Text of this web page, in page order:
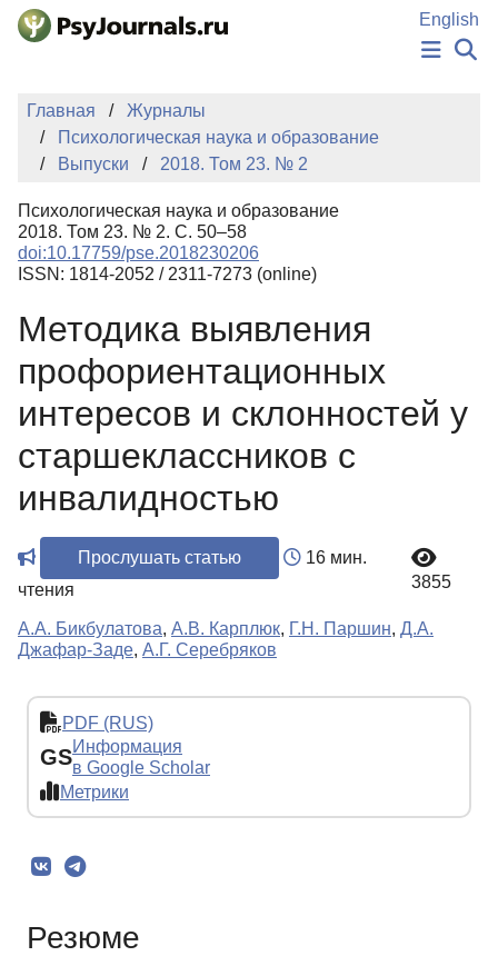
Перейти к основному содержанию
English
НОВОСТИ
ИЗДАНИЯ
АВТОРЫ
БАЗА ЗНАНИЙ
КЛЮЧЕВЫЕ СЛОВА
Регистрация
Главная
Журналы
Психологическая наука и образование
Выпуски
2018. Том 23. № 2
Психологическая наука и образование
2018. Том 23. № 2. С. 50–58
doi:10.17759/pse.2018230206
ISSN: 1814-2052 / 2311-7273 (online)
Методика выявления
профориентационных
интересов и склонностей у
старшеклассников с
инвалидностью
Прослушать статью
16 мин.
чтения
3855
А.А. Бикбулатова, А.В. Карплюк, Г.Н. Паршин, Д.А.
Джафар-Заде, А.Г. Серебряков
PDF (RUS)
GSИнформация
в Google Scholar
Метрики
Резюме